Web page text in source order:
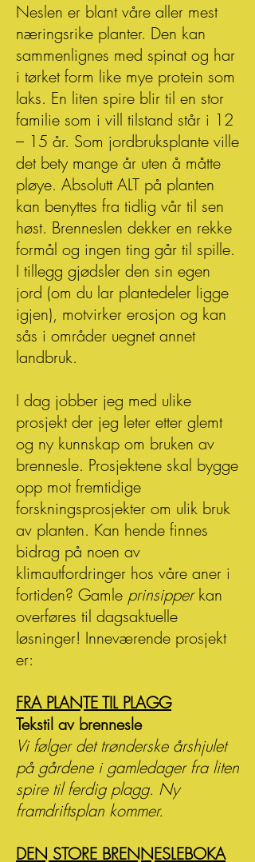
Neslen er blant våre aller mest
næringsrike planter. Den kan
sammenlignes med spinat og har
i tørket form like mye protein som
laks. En liten spire blir til en stor
familie som i vill tilstand står i 12
– 15 år. Som jordbruksplante ville
det bety mange år uten å måtte
pløye. Absolutt ALT på planten
kan benyttes fra tidlig vår til sen
høst. Brenneslen dekker en rekke
formål og ingen ting går til spille.
I tillegg gjødsler den sin egen
jord (om du lar plantedeler ligge
igjen), motvirker erosjon og kan
sås i områder uegnet annet
landbruk.
I dag jobber jeg med ulike
prosjekt der jeg leter etter glemt
og ny kunnskap om bruken av
brennesle. Prosjektene skal bygge
opp mot fremtidige
forskningsprosjekter om ulik bruk
av planten. Kan hende finnes
bidrag på noen av
klimautfordringer hos våre aner i
fortiden? Gamle prinsipperkan
overføres til dagsaktuelle
løsninger! Inneværende prosjekt
er:
FRA PLANTE TIL PLAGG
Tekstil av brennesle
Vi følger det trønderske årshjulet
på gårdene i gamledager fra liten
spire til ferdig plagg. Ny
framdriftsplan kommer.
DEN STORE BRENNESLEBOKA